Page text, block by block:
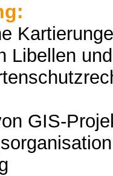
Libellen
GIS-